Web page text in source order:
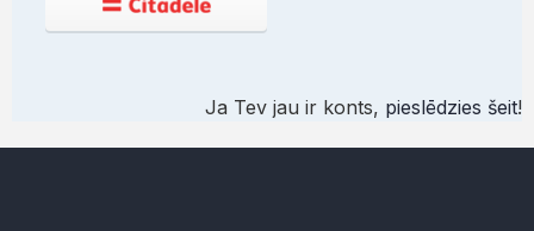
Ja Tev jau ir konts, pieslēdzies šeit!